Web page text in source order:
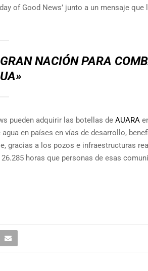
of Good News’ junto a un mensaje que
NACIÓN PARA
pueden adquirir las botellas de AUARA
en países en vías de desarrollo,
gracias a los pozos e infraestructuras
horas que personas de esas